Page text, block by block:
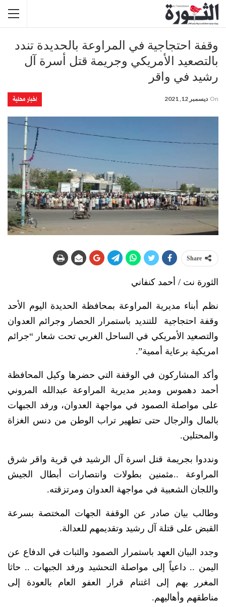
وقفة احتجاجية في المراوعة بالحديدة تندد
بالتصعيد الأمريكي وجريمة قتل أسرة آل
رشيد في واقر
اخبار محلية On ديسمبر 12, 2021
Share
الثورة نت / أحمد كنفاني
نظم أبناء مديرية المراوعة بمحافظة الحديدة اليوم الأحد
وقفة احتجاجية للتنديد باستمرار الحصار وجرائم العدوان
والتصعيد الأمريكي في الساحل الغربي تحت شعار “جرائم
امريكية برعاية أممية”.
وأكد المشاركون في الوقفة التي حضرها وكيل المحافظة
أحمد دهموس ومدير مديرية المراوعة عبدالله المروني
على مواصلة الصمود في مواجهة العدوان، ورفد الجبهات
بالمال والرجال حتى تطهير تراب الوطن من دنس الغزاة
والمحتلين.
ونددوا بجريمة قتل اسرة آل الرشيد في قرية واقر شرق
المراوعة ..مثمنين بطولات وانتصارات أبطال الجيش
واللجان الشعبية في مواجهة العدوان ومرتزقته.
وطالب بيان صادر عن الوقفة الجهات المختصة بسرعة
القبض على قتلة آل رشيد وتقديمهم للعدالة.
وجدد البيان العهد باستمرار الصمود والثبات في الدفاع عن
اليمن .. داعياً إلى مواصلة التحشيد ورفد الجبهات .. حاثا
المغرر بهم إلى اغتنام قرار العفو العام بالعودة إلى
مناطقهم وأهاليهم.